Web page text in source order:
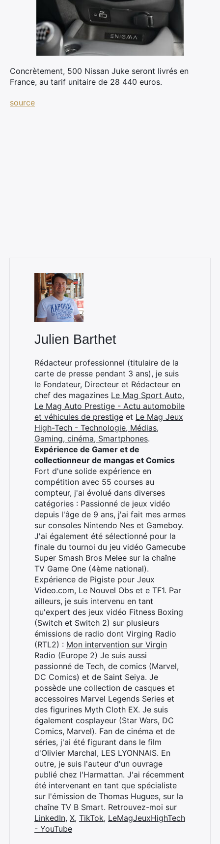
Concrètement, 500 Nissan Juke seront livrés en
France, au tarif unitaire de 28 440 euros.
source
Julien Barthet
Rédacteur professionnel (titulaire de la
carte de presse pendant 3 ans), je suis
le Fondateur, Directeur et Rédacteur en
chef des magazines Le Mag Sport Auto,
Le Mag Auto Prestige - Actu automobile
et véhicules de prestige et Le Mag Jeux
High-Tech - Technologie, Médias,
Gaming, cinéma, Smartphones.
Expérience de Gamer et de
collectionneur de mangas et Comics
Fort d'une solide expérience en
compétition avec 55 courses au
compteur, j'ai évolué dans diverses
catégories : Passionné de jeux vidéo
depuis l'âge de 9 ans, j'ai fait mes armes
sur consoles Nintendo Nes et Gameboy.
J'ai également été sélectionné pour la
finale du tournoi du jeu vidéo Gamecube
Super Smash Bros Melee sur la chaîne
TV Game One (4ème national).
Expérience de Pigiste pour Jeux
Video.com, Le Nouvel Obs et e TF1. Par
ailleurs, je suis intervenu en tant
qu'expert des jeux vidéo Fitness Boxing
(Switch et Switch 2) sur plusieurs
émissions de radio dont Virging Radio
(RTL2) : Mon intervention sur Virgin
Radio (Europe 2) Je suis aussi
passionné de Tech, de comics (Marvel,
DC Comics) et de Saint Seiya. Je
possède une collection de casques et
accessoires Marvel Legends Series et
des figurines Myth Cloth EX. Je suis
également cosplayeur (Star Wars, DC
Comics, Marvel). Fan de cinéma et de
séries, j'ai été figurant dans le film
d'Olivier Marchal, LES LYONNAIS. En
outre, je suis l'auteur d'un ouvrage
publié chez l'Harmattan. J'ai récemment
été intervenant en tant que spécialiste
sur l'émission de Thomas Hugues, sur la
chaîne TV B Smart. Retrouvez-moi sur
LinkedIn, X, TikTok, LeMagJeuxHighTech
- YouTube